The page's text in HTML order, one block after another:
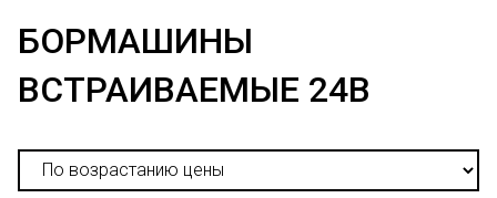
БОРМАШИНЫ
ВСТРАИВАЕМЫЕ 24В